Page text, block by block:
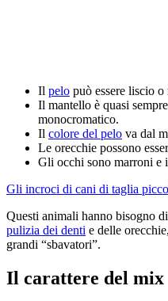
Il pelo può essere liscio
Il mantello è quasi
monocromatico.
Il colore del pelo va dal
Le orecchie possono
Gli occhi sono marroni e
Gli incroci di cani di taglia
Questi animali hanno bisogno
pulizia dei denti e delle
grandi “sbavatori”.
Il carattere del mix